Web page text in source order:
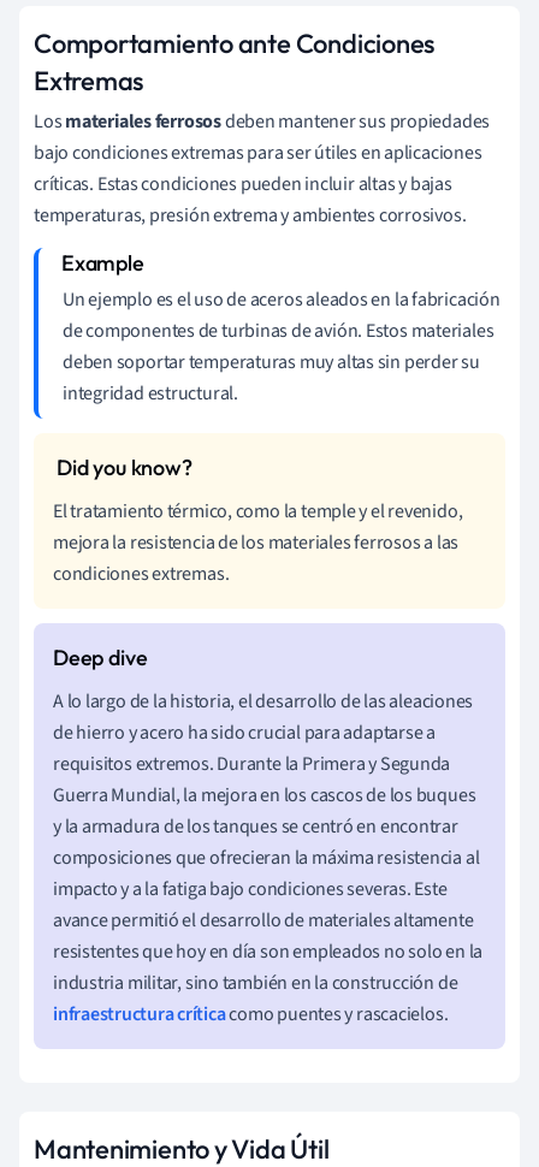
Comportamiento ante Condiciones
Extremas
Losmateriales ferrososdeben mantener sus propiedades
bajo condiciones extremas para ser útiles en aplicaciones
críticas. Estas condiciones pueden incluir altas y bajas
temperaturas, presión extrema y ambientes corrosivos.
Un ejemplo es el uso de aceros aleados en la fabricación
de componentes de turbinas de avión. Estos materiales
deben soportar temperaturas muy altas sin perder su
integridad estructural.
El tratamiento térmico, como la temple y el revenido,
mejora la resistencia de los materiales ferrosos a las
condiciones extremas.
A lo largo de la historia, el desarrollo de las aleaciones
de hierro y acero ha sido crucial para adaptarse a
requisitos extremos. Durante la Primera y Segunda
Guerra Mundial, la mejora en los cascos de los buques
y la armadura de los tanques se centró en encontrar
composiciones que ofrecieran la máxima resistencia al
impacto y a la fatiga bajo condiciones severas. Este
avance permitió el desarrollo de materiales altamente
resistentes que hoy en día son empleados no solo en la
industria militar, sino también en la construcción de
infraestructura críticacomo puentes y rascacielos.
Mantenimiento y Vida Útil